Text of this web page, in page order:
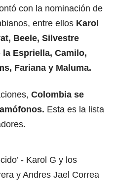
con la nominación de
entre ellos Karol
Beele, Silvestre
la Espriella, Camilo,
Fariana y Maluma.
Colombia se
Esta es la lista
- Karol G y los
y Andres Jael Correa